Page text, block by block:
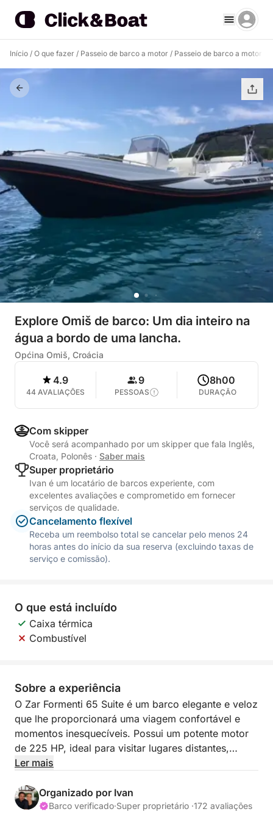
Início / O que fazer / Passeio de barco a motor / Passeio de barco a motor
Explore Omiš de barco: Um dia inteiro na
água a bordo de uma lancha.
Općina Omiš, Croácia
4.9
44 AVALIAÇÕES
9
PESSOAS
8h00
DURAÇÃO
Com skipper
Você será acompanhado por um skipper que fala Inglês,
Croata, Polonês · Saber mais
Super proprietário
Ivan é um locatário de barcos experiente, com
excelentes avaliações e comprometido em fornecer
serviços de qualidade.
Cancelamento flexível
Receba um reembolso total se cancelar pelo menos 24
horas antes do início da sua reserva (excluindo taxas de
serviço e comissão).
O que está incluído
Caixa térmica
Combustível
Sobre a experiência
O Zar Formenti 65 Suite é um barco elegante e veloz
que lhe proporcionará uma viagem confortável e
momentos inesquecíveis. Possui um potente motor
de 225 HP, ideal para visitar lugares distantes,
explorar baías escondidas e todas as ilhas que você
pessoas e está equipado com toldo bimini, solário
na proa, GPS, chuveiro e muitas outras
Ler mais
Organizado por Ivan
Barco verificado·Super proprietário ·172 avaliações